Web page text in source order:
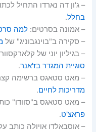
– ג'ון דה נארדו התחיל
בחלל.
– אמונה בסרטים:למה
– סקירה ב"בוינגבוניג" של
– בגיליון יוני של
סוגיית המגדר בז'אנר.
– מאט סטאגס ברשימה
מדריכות לחיים.
– מאט סטאגס ב"סוודו"
פראצ'ט.
– אוסבאלדו אויולה כותב